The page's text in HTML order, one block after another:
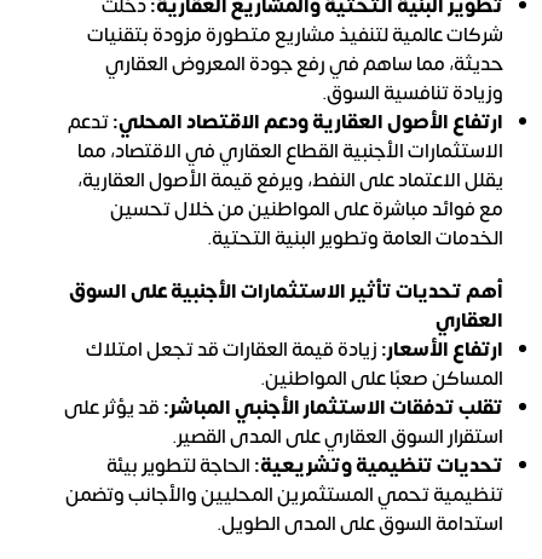
شركات عالمية لتنفيذ مشاريع متطورة مزودة بتقنيات
حديثة، مما ساهم في رفع جودة المعروض العقاري
وزيادة تنافسية السوق.
ارتفاع الأصول العقارية ودعم الاقتصاد المحلي:تدعم
الاستثمارات الأجنبية القطاع العقاري في الاقتصاد، مما
يقلل الاعتماد على النفط، ويرفع قيمة الأصول العقارية،
مع فوائد مباشرة على المواطنين من خلال تحسين
الخدمات العامة وتطوير البنية التحتية.
أهم تحديات تأثير الاستثمارات الأجنبية على السوق
العقاري
ارتفاع الأسعار:زيادة قيمة العقارات قد تجعل امتلاك
المساكن صعبًا على المواطنين.
تقلب تدفقات الاستثمار الأجنبي المباشر:قد يؤثر على
استقرار السوق العقاري على المدى القصير.
تحديات تنظيمية وتشريعية:الحاجة لتطوير بيئة
تنظيمية تحمي المستثمرين المحليين والأجانب وتضمن
استدامة السوق على المدى الطويل.